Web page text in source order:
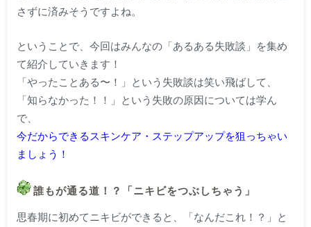
さずに済みそうですよね。
ということで、今回はみんなの「あるある失敗談」を集め
て紹介していきます！
「やったことある〜！」という失敗談は笑い飛ばして、
「知らなかった！！」という失敗の原因については学ん
で、
今だからできるスキンケア・ステップアップを狙っちゃい
ましょう！
誰もが通る道！？「ニキビをつぶしちゃう」
思春期に初めてニキビができると、「なんだこれ！？」と